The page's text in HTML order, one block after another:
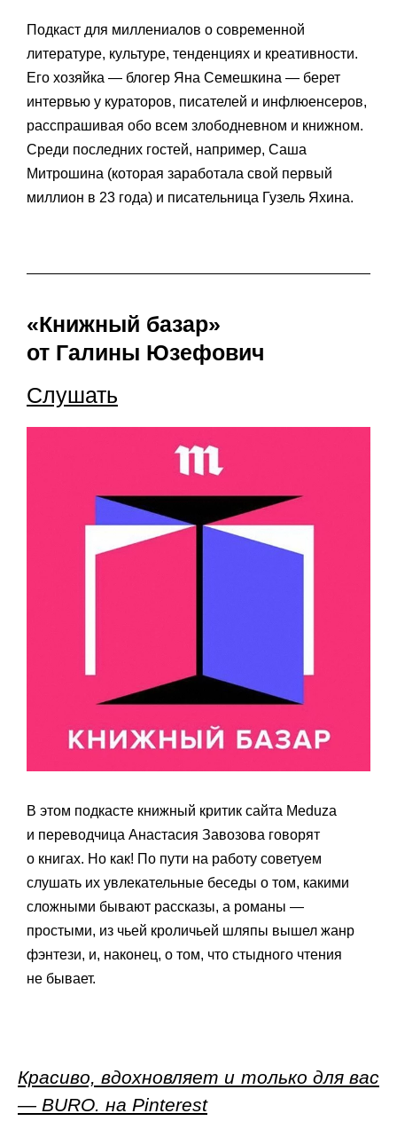
Подкаст для миллениалов о современной
литературе, культуре, тенденциях и креативности.
Его хозяйка — блогер Яна Семешкина — берет
интервью у кураторов, писателей и инфлюенсеров,
расспрашивая обо всем злободневном и книжном.
Среди последних гостей, например, Саша
Митрошина (которая заработала свой первый
миллион в 23 года) и писательница Гузель Яхина.
«Книжный базар»
от Галины Юзефович
Слушать
В этом подкасте книжный критик сайта Meduza
и переводчица Анастасия Завозова говорят
о книгах. Но как! По пути на работу советуем
слушать их увлекательные беседы о том, какими
сложными бывают рассказы, а романы —
простыми, из чьей кроличьей шляпы вышел жанр
фэнтези, и, наконец, о том, что стыдного чтения
не бывает.
Красиво, вдохновляет и только для вас
— BURO. на Pinterest